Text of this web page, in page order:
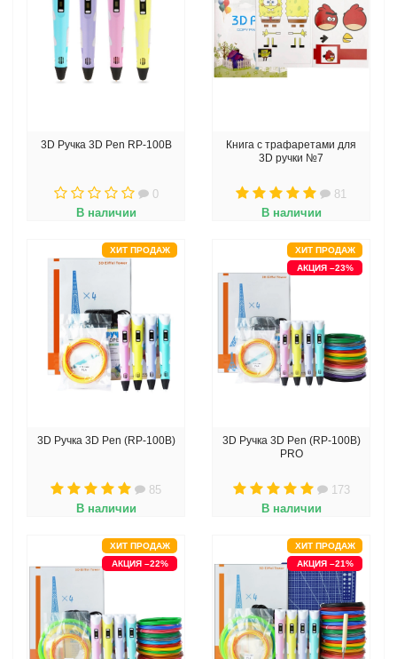
3D Ручка 3D Pen RP-100B
0
В наличии
Книга с трафаретами для
3D ручки №7
81
В наличии
ХИТ ПРОДАЖ
3D Ручка 3D Pen (RP-100B)
85
В наличии
ХИТ ПРОДАЖ
АКЦИЯ –23%
3D Ручка 3D Pen (RP-100B)
PRO
173
В наличии
ХИТ ПРОДАЖ
АКЦИЯ –22%
ХИТ ПРОДАЖ
АКЦИЯ –21%